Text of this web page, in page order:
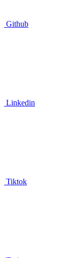
Github
Linkedin
Tiktok